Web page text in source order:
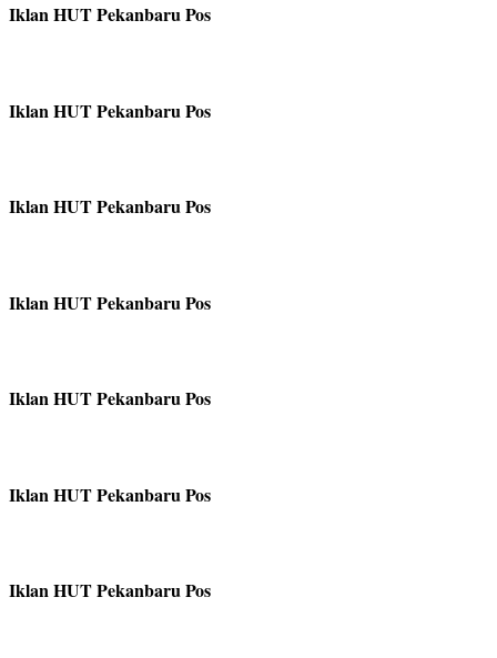
Iklan HUT Pekanbaru Pos
Iklan HUT Pekanbaru Pos
Iklan HUT Pekanbaru Pos
Iklan HUT Pekanbaru Pos
Iklan HUT Pekanbaru Pos
Iklan HUT Pekanbaru Pos
Iklan HUT Pekanbaru Pos